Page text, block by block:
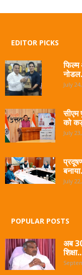
EDITOR PICKS
फिल्म
July
सीएम
को
July
July
POPULAR POSTS
अब